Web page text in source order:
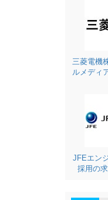
三菱電機
ルメディ
JFEエン
採用の